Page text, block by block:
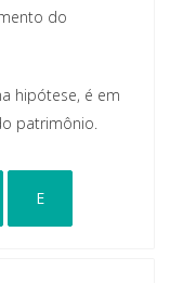
do
hipótese, é em
patrimônio.
E